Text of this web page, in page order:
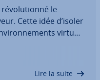
le
Cette idée d’isoler
virtuels
Lire la suite